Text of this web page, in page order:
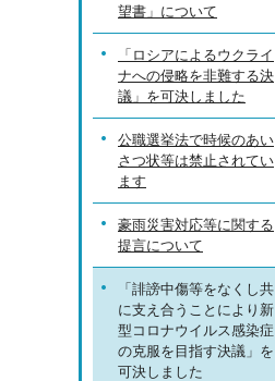
望書」について
「ロシアによるウクライ
ナへの侵略を非難する決
議」を可決しました
公職選挙法で時候のあい
さつ状等は禁止されてい
ます
豪雨災害対応等に関する
提言について
「誹謗中傷等をなくし共
に支え合うことにより新
型コロナウイルス感染症
の克服を目指す決議」を
可決しました